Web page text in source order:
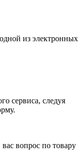
из электронных
сервиса, следуя
вопрос по товару